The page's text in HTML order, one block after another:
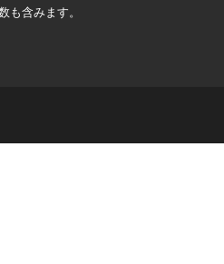
含みます。